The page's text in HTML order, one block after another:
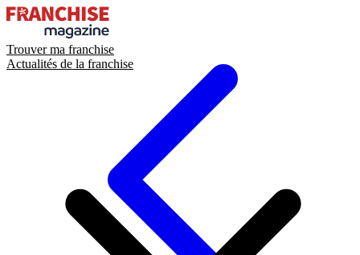
Trouver ma franchise
Actualités de la franchise